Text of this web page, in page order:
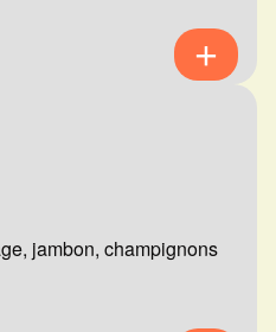
jambon, champignons